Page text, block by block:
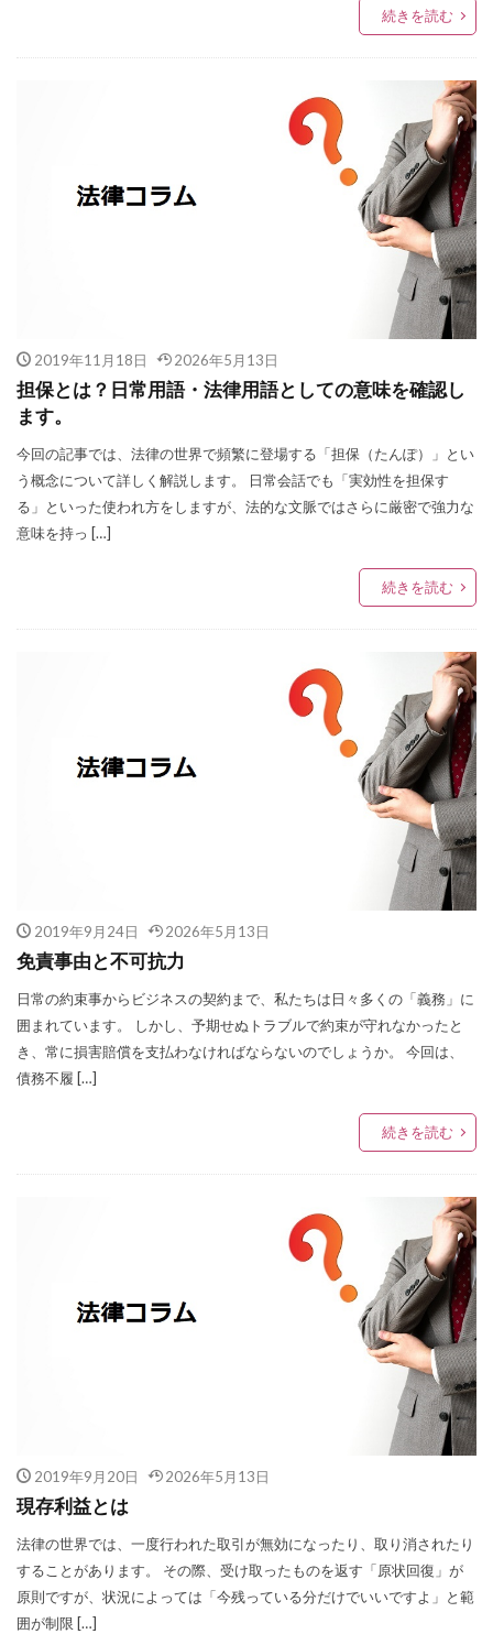
続きを読む
2019年11月18日 2026年5月13日
担保とは？日常用語・法律用語としての意味を確認し
ます。
今回の記事では、法律の世界で頻繁に登場する「担保（たんぽ）」とい
う概念について詳しく解説します。 日常会話でも「実効性を担保す
る」といった使われ方をしますが、法的な文脈ではさらに厳密で強力な
意味を持っ […]
続きを読む
2019年9月24日 2026年5月13日
免責事由と不可抗力
日常の約束事からビジネスの契約まで、私たちは日々多くの「義務」に
囲まれています。 しかし、予期せぬトラブルで約束が守れなかったと
き、常に損害賠償を支払わなければならないのでしょうか。 今回は、
債務不履 […]
続きを読む
2019年9月20日 2026年5月13日
現存利益とは
法律の世界では、一度行われた取引が無効になったり、取り消されたり
することがあります。 その際、受け取ったものを返す「原状回復」が
原則ですが、状況によっては「今残っている分だけでいいですよ」と範
囲が制限 […]